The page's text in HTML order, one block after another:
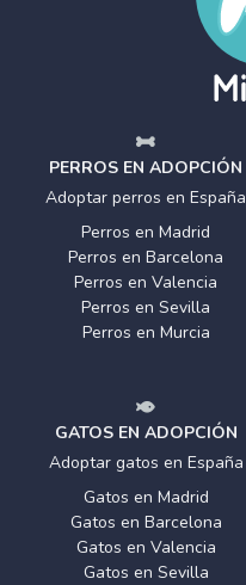
PERROS EN ADOPCIÓN
Adoptar perros en España
Perros en Madrid
Perros en Barcelona
Perros en Valencia
Perros en Sevilla
Perros en Murcia
GATOS EN ADOPCIÓN
Adoptar gatos en España
Gatos en Madrid
Gatos en Barcelona
Gatos en Valencia
Gatos en Sevilla